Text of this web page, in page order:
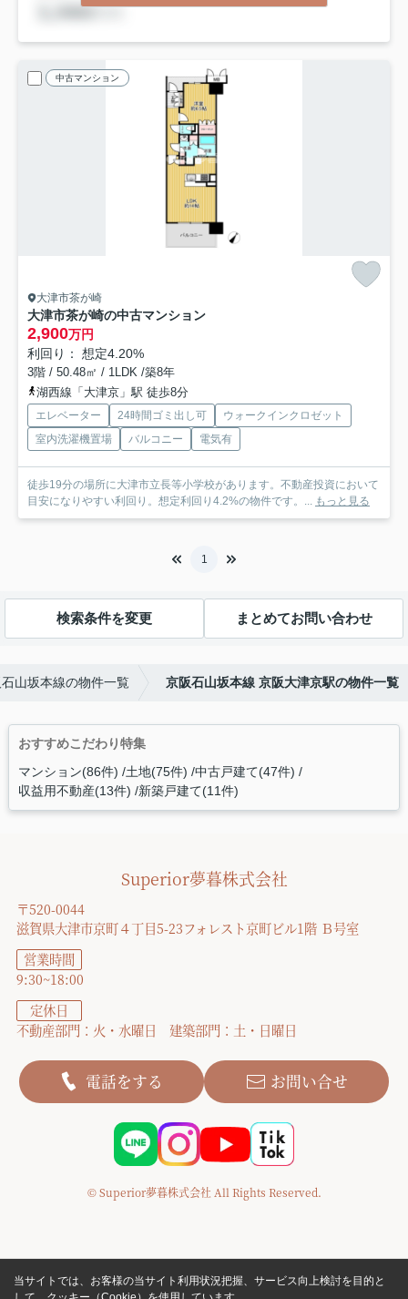
中古マンション
大津市茶が崎
大津市茶が崎の中古マンション
2,900万円
利回り： 想定4.20%
3階 / 50.48㎡ / 1LDK /築8年
湖西線「大津京」駅 徒歩8分
エレベーター 24時間ゴミ出し可
ウォークインクロゼット
室内洗濯機置場
バルコニー 電気有
徒歩19分の場所に大津市立長等小学校があります。不動産投資において
目安になりやすい利回り。想定利回り4.2%の物件です。...
もっと見る
1
検索条件を変更 まとめてお問い合わせ
山坂本線の物件一覧 京阪石山坂本線 京阪大津京駅の物件一覧
おすすめこだわり特集
マンション(86件) 土地(75件) 中古戸建て(47件)
収益用不動産(13件) 新築戸建て(11件)
Superior夢暮株式会社
〒520-0044
滋賀県大津市京町４丁目5-23フォレスト京町ビル1階 Ｂ号室
営業時間
9:30~18:00
定休日
不動産部門：火・水曜日 建築部門：土・日曜日
電話をする お問い合せ
© Superior夢暮株式会社 All Rights Reserved.
当サイトでは、お客様の当サイト利用状況把握、サービス向上検討を目的と